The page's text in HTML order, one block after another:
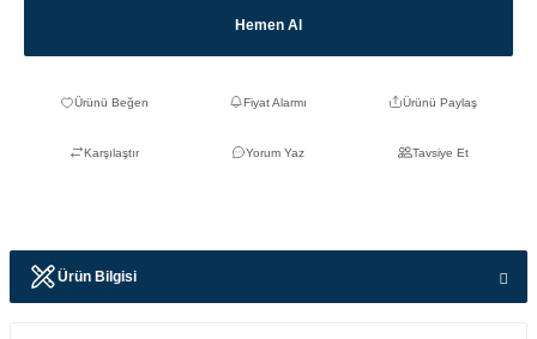
Hemen Al
Fiyat Alarmı Ürünü Paylaş
Karşılaştır Yorum Yaz Tavsiye Et
Ürün Bilgisi